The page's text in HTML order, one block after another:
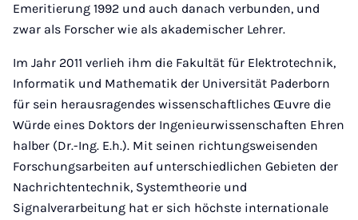
Emeritierung 1992 und auch danach verbunden, und
zwar als Forscher wie als akademischer Lehrer.
Im Jahr 2011 verlieh ihm die Fakultät für Elektrotechnik,
Informatik und Mathematik der Universität Paderborn
für sein herausragendes wissenschaftliches Œuvre die
Würde eines Doktors der Ingenieurwissenschaften Ehren
halber (Dr.-Ing. E.h.). Mit seinen richtungsweisenden
Forschungsarbeiten auf unterschiedlichen Gebieten der
Nachrichtentechnik, Systemtheorie und
Signalverarbeitung hat er sich höchste internationale